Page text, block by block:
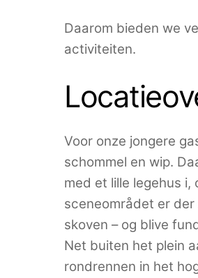
Daarom bieden we
activiteiten.
Voor onze jongere
schommel en wip.
med et lille legehus
sceneområdet er der
skoven – og blive
Net buiten het plein
rondrennen in het